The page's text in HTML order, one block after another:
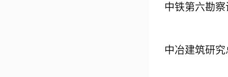
中铁第六勘
中冶建筑研